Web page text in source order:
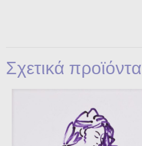
Σχετικά προϊόντα